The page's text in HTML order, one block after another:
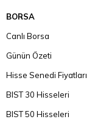
BORSA
Canlı Borsa
Günün Özeti
Hisse Senedi Fiyatları
BIST 30 Hisseleri
BIST 50 Hisseleri